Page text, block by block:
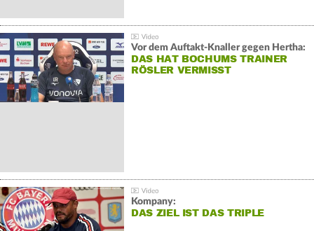
Vor dem Auftakt-Knaller gegen Hertha:
DAS HAT BOCHUMS TRAINER
RÖSLER VERMISST
Kompany:
DAS ZIEL IST DAS TRIPLE